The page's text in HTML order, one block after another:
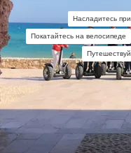
Насладитесь
Покатайтесь на велосипеде